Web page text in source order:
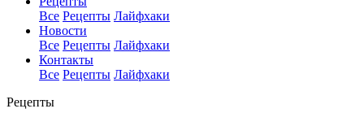
Все Рецепты Лайфхаки
Новости
Все Рецепты Лайфхаки
Контакты
Все Рецепты Лайфхаки
Рецепты